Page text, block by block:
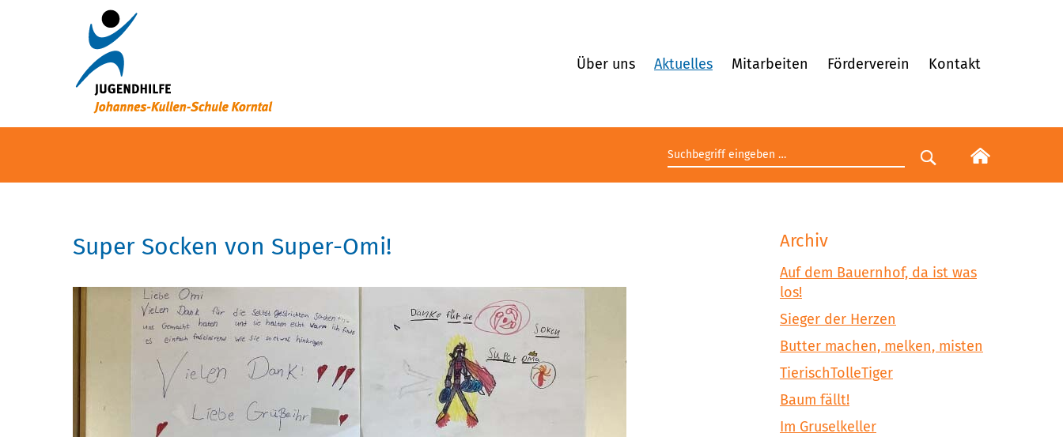
Über uns Aktuelles Mitarbeiten Förderverein Kontakt
Suchbegriff eingeben
Suche starten
Super Socken von Super-Omi! Archiv
Auf dem Bauernhof, da ist was
los!
Sieger der Herzen
Butter machen, melken, misten
TierischTolleTiger
Baum fällt!
Im Gruselkeller